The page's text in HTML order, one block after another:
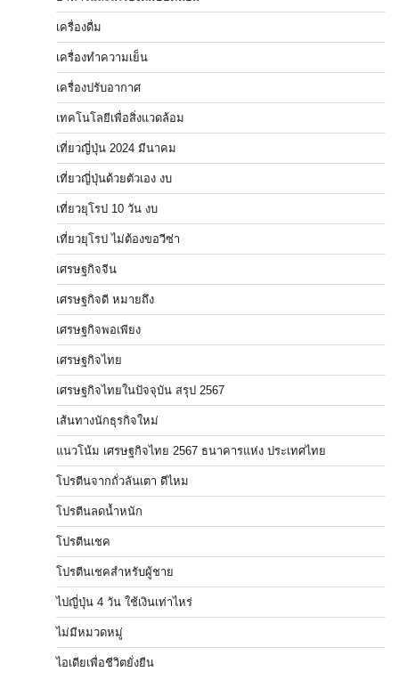
เครื่องดื่ม
เครื่องทำความเย็น
เครื่องปรับอากาศ
เทคโนโลยีเพื่อสิ่งแวดล้อม
เที่ยวญี่ปุ่น 2024 มีนาคม
เที่ยวญี่ปุ่นด้วยตัวเอง งบ
เที่ยวยุโรป 10 วัน งบ
เที่ยวยุโรป ไม่ต้องขอวีซ่า
เศรษฐกิจจีน
เศรษฐกิจดี หมายถึง
เศรษฐกิจพอเพียง
เศรษฐกิจไทย
เศรษฐกิจไทยในปัจจุบัน สรุป 2567
เส้นทางนักธุรกิจใหม่
แนวโน้ม เศรษฐกิจไทย 2567 ธนาคารแห่ง ประเทศไทย
โปรตีนจากถั่วลันเตา ดีไหม
โปรตีนลดน้ำหนัก
โปรตีนเชค
โปรตีนเชคสำหรับผู้ชาย
ไปญี่ปุ่น 4 วัน ใช้เงินเท่าไหร่
ไม่มีหมวดหมู่
ไอเดียเพื่อชีวิตยั่งยืน